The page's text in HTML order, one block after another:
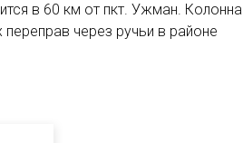
в 60 км от пкт. Ужман. Колонна
через ручьи в районе